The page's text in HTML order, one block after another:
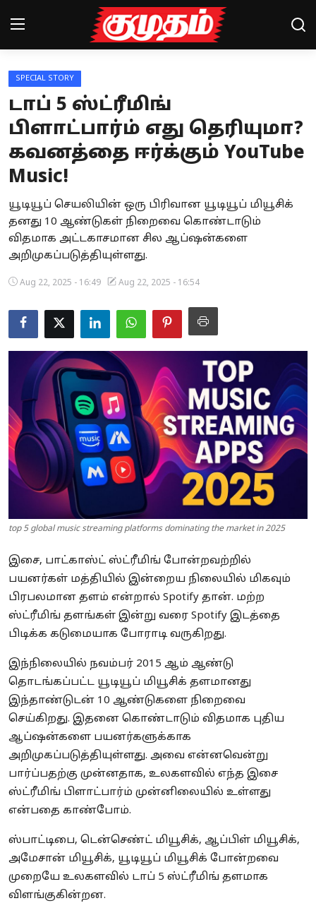
Home
Magazines
Games
Cinema
Videos
Health
Sports
Special Story
Business
Crime
Tamilnadu
National
World
Astrology
Spirituality
Weather
Politics
SPECIAL STORY
டாப் 5 ஸ்ட்ரீமிங்
பிளாட்பார்ம் எது தெரியுமா?
கவனத்தை ஈர்க்கும் YouTube
Music!
யூடியூப் செயலியின் ஒரு பிரிவான யூடியூப் மியூசிக்
தனது 10 ஆண்டுகள் நிறைவை கொண்டாடும்
விதமாக அட்டகாசமான சில ஆப்ஷன்களை
அறிமுகப்படுத்தியுள்ளது.
Aug 22, 2025 - 16:49 Aug 22, 2025 - 16:54
top 5 global music streaming platforms dominating the market in 2025
இசை, பாட்காஸ்ட் ஸ்ட்ரீமிங் போன்றவற்றில்
பயனர்கள் மத்தியில் இன்றைய நிலையில் மிகவும்
பிரபலமான தளம் என்றால் Spotify தான். மற்ற
ஸ்ட்ரீமிங் தளங்கள் இன்று வரை Spotify இடத்தை
பிடிக்க கடுமையாக போராடி வருகிறது.
இந்நிலையில் நவம்பர் 2015 ஆம் ஆண்டு
தொடங்கப்பட்ட யூடியூப் மியூசிக் தளமானது
இந்தாண்டுடன் 10 ஆண்டுகளை நிறைவை
செய்கிறது. இதனை கொண்டாடும் விதமாக புதிய
ஆப்ஷன்களை பயனர்களுக்காக
அறிமுகப்படுத்தியுள்ளது. அவை என்னவென்று
பார்ப்பதற்கு முன்னதாக, உலகளவில் எந்த இசை
ஸ்ட்ரீமிங் பிளாட்பார்ம் முன்னிலையில் உள்ளது
என்பதை காண்போம்.
ஸ்பாட்டிபை, டென்செண்ட் மியூசிக், ஆப்பிள் மியூசிக்,
அமேசான் மியூசிக், யூடியூப் மியூசிக் போன்றவை
முறையே உலகளவில் டாப் 5 ஸ்ட்ரீமிங் தளமாக
விளங்குகின்றன.